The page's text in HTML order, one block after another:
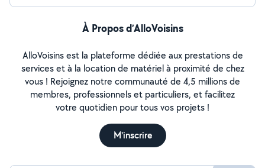
À Propos d’AlloVoisins
AlloVoisins est la plateforme dédiée aux prestations de
services et à la location de matériel à proximité de chez
vous ! Rejoignez notre communauté de 4,5 millions de
membres, professionnels et particuliers, et facilitez
votre quotidien pour tous vos projets !
M'inscrire